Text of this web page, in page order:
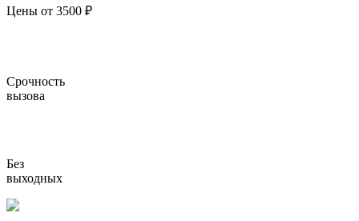
Цены от 3500 ₽
Срочность
вызова
Без
выходных